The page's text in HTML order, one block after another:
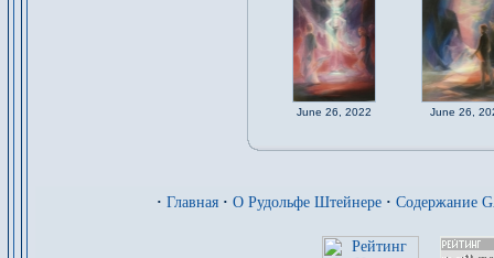
June 26, 2022 June 26,
· Главная · О Рудольфе Штейнере · Содержание